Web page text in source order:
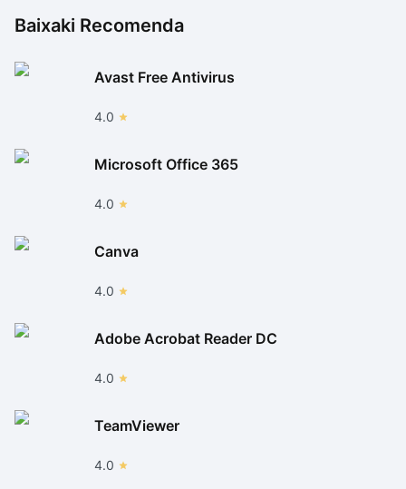
Baixaki Recomenda
Avast Free Antivirus
4.0
Microsoft Office 365
4.0
Canva
4.0
Adobe Acrobat Reader DC
4.0
TeamViewer
4.0